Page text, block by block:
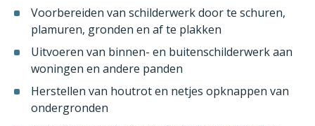
Voorbereiden van schilderwerk door te schuren,
plamuren, gronden en af te plakken
Uitvoeren van binnen- en buitenschilderwerk aan
woningen en andere panden
Herstellen van houtrot en netjes opknappen van
ondergronden